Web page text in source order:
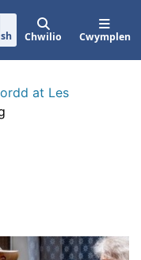
Chwilio Cwymplen
at Les